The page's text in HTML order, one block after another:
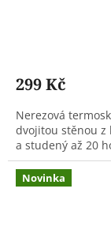
299 Kč
Nerezová
dvojitou stěnou z
a studený až 20
Novinka